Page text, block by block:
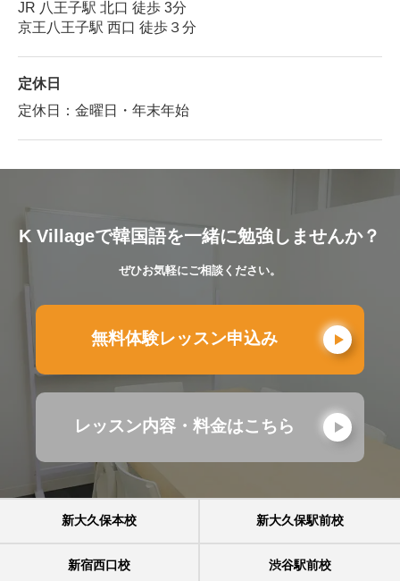
JR 八王子駅 北口 徒歩 3分
京王八王子駅 西口 徒歩３分
定休日
定休日：金曜日・年末年始
K Villageで韓国語を一緒に勉強しませんか？
ぜひお気軽にご相談ください。
無料体験レッスン申込み
レッスン内容・料金はこちら
新大久保本校 新大久保駅前校
新宿西口校 渋谷駅前校